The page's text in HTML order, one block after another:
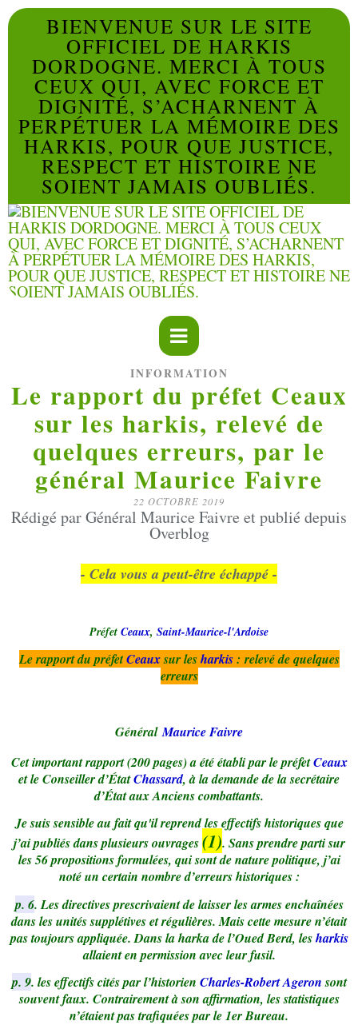
BIENVENUE SUR LE SITE
OFFICIEL DE HARKIS
DORDOGNE. MERCI À TOUS
CEUX QUI, AVEC FORCE ET
DIGNITÉ, S’ACHARNENT À
PERPÉTUER LA MÉMOIRE DES
HARKIS, POUR QUE JUSTICE,
RESPECT ET HISTOIRE NE
SOIENT JAMAIS OUBLIÉS.
INFORMATION
Le rapport du préfet Ceaux
sur les harkis, relevé de
quelques erreurs, par le
général Maurice Faivre
22 OCTOBRE 2019
Rédigé par Général Maurice Faivre et publié depuis
Overblog
- Cela vous a peut-être échappé -
Préfet Ceaux, Saint-Maurice-l'Ardoise
Le rapport du préfetCeauxsur lesharkis:relevé de quelques
erreurs
Général Maurice Faivre
Cet important rapport (200 pages) a été établi par le préfetCeaux
et le Conseiller d’ÉtatChassard, à la demande de la secrétaire
d’État aux Anciens combattants.
Je suis sensible au fait qu'il reprend les effectifs historiques que
j’ai publiés dans plusieurs ouvrages(1). Sans prendre parti sur
les 56 propositions formulées, qui sont de nature politique, j’ai
noté un certain nombre d’erreurs historiques :
p. 6. Les directives prescrivaient de laisser les armes enchaînées
dans les unités supplétives et régulières. Mais cette mesure n’était
pas toujours appliquée. Dans la harka de l’Oued Berd, lesharkis
allaient en permission avec leur fusil.
p. 9. les effectifs cités par l’historien Charles-RobertAgeronsont
souvent faux. Contrairement à son affirmation, les statistiques
n’étaient pas trafiquées par le 1er Bureau.